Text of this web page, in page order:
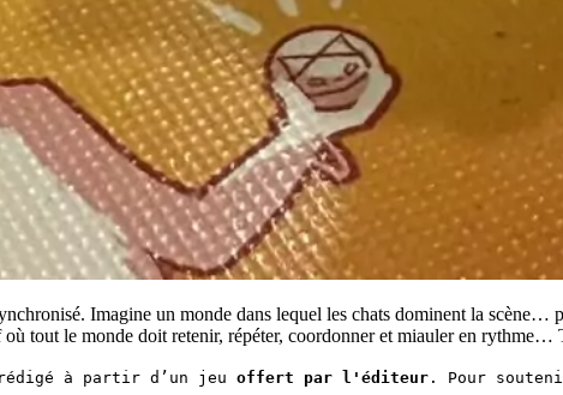
Imagine un monde dans lequel les chats dominent la scène…
tout le monde doit retenir, répéter, coordonner et miauler en
à partir d’un jeu offert par l'éditeur . Pour